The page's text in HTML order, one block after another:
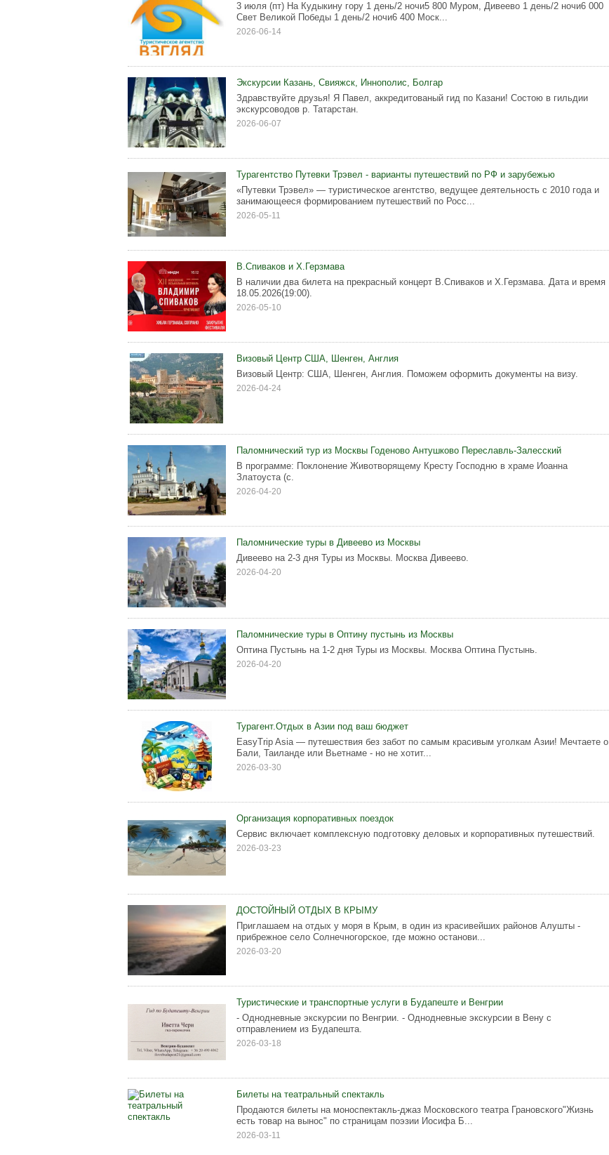
3 июля (пт) На Кудыкину гору 1 день/2 ночи5 800 Муром, Дивеево 1 день/2 ночи6 000
Свет Великой Победы 1 день/2 ночи6 400 Моск...
2026-06-14
Экскурсии Казань, Свияжск, Иннополис, Болгар
Здравствуйте друзья! Я Павел, аккредитованый гид по Казани! Состою в гильдии
экскурсоводов р. Татарстан.
2026-06-07
Турагентство Путевки Трэвел - варианты путешествий по РФ и зарубежью
«Путевки Трэвел» — туристическое агентство, ведущее деятельность с 2010 года и
занимающееся формированием путешествий по Росс...
2026-05-11
В.Спиваков и Х.Герзмава
В наличии два билета на прекрасный концерт В.Спиваков и Х.Герзмава. Дата и время
18.05.2026(19:00).
2026-05-10
Визовый Центр США, Шенген, Англия
Визовый Центр: США, Шенген, Англия. Поможем оформить документы на визу.
2026-04-24
Паломнический тур из Москвы Годеново Антушково Переславль-Залесский
В программе: Поклонение Животворящему Кресту Господню в храме Иоанна
Златоуста (с.
2026-04-20
Паломнические туры в Дивеево из Москвы
Дивеево на 2-3 дня Туры из Москвы. Москва Дивеево.
2026-04-20
Паломнические туры в Оптину пустынь из Москвы
Оптина Пустынь на 1-2 дня Туры из Москвы. Москва Оптина Пустынь.
2026-04-20
Турагент.Отдых в Азии под ваш бюджет
EasyTrip Asia — путешествия без забот по самым красивым уголкам Азии! Мечтаете о
Бали, Таиланде или Вьетнаме - но не хотит...
2026-03-30
Организация корпоративных поездок
Сервис включает комплексную подготовку деловых и корпоративных путешествий.
2026-03-23
ДОСТОЙНЫЙ ОТДЫХ В КРЫМУ
Приглашаем на отдых у моря в Крым, в один из красивейших районов Алушты -
прибрежное село Солнечногорское, где можно останови...
2026-03-20
Туристические и транспортные услуги в Будапеште и Венгрии
- Однодневные экскурсии по Венгрии. - Однодневные экскурсии в Вену с
отправлением из Будапешта.
2026-03-18
Билеты на театральный спектакль
Продаются билеты на моноспектакль-джаз Московского театра Грановского"Жизнь
есть товар на вынос" по страницам поэзии Иосифа Б...
2026-03-11